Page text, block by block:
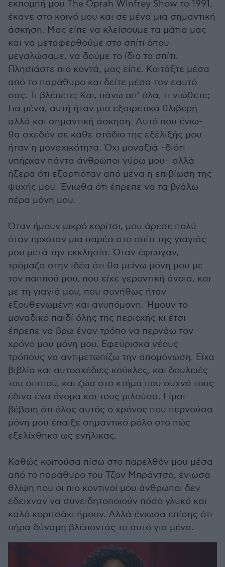
εκπομπή μου The Oprah Winfrey Show το 1991,
έκανε στο κοινό μου και σε μένα μια σημαντική
άσκηση. Μας είπε να κλείσουμε τα μάτια μας
και να μεταφερθούμε στο σπίτι όπου
μεγαλώσαμε, να δούμε το ίδιο το σπίτι.
Πλησιάστε πιο κοντά, μας είπε. Κοιτάξτε μέσα
από το παράθυρο και δείτε μέσα τον εαυτό
σας. Τι βλέπετε; Και, πάνω απ’ όλα, τι νιώθετε;
Για μένα, αυτή ήταν μια εξαιρετικά θλιβερή
αλλά και σημαντική άσκηση. Αυτό που ένιω-
θα σχεδόν σε κάθε στάδιο της εξέλιξής μου
ήταν η μοναχικότητα. Όχι μοναξιά –διότι
υπήρχαν πάντα άνθρωποι γύρω μου– αλλά
ήξερα ότι εξαρτιόταν από μένα η επιβίωση της
ψυχής μου. Ένιωθα ότι έπρεπε να τα βγάλω
πέρα μόνη μου.
Όταν ήμουν μικρό κορίτσι, μου άρεσε πολύ
όταν ερχόταν μια παρέα στο σπίτι της γιαγιάς
μου μετά την εκκλησία. Όταν έφευγαν,
τρόμαζα στην ιδέα ότι θα μείνω μόνη μου με
τον παππού μου, που είχε γεροντική άνοια, και
με τη γιαγιά μου, που συνήθως ήταν
εξουθενωμένη και ανυπόμονη. Ήμουν το
μοναδικό παιδί όλης της περιοχής κι έτσι
έπρεπε να βρω έναν τρόπο να περνάω τον
χρόνο μου μόνη μου. Εφεύρισκα νέους
τρόπους να αντιμετωπίζω την απομόνωση. Είχα
βιβλία και αυτοσχέδιες κούκλες, και δουλειές
του σπιτιού, και ζώα στο κτήμα που συχνά τους
έδινα ένα όνομα και τους μιλούσα. Είμαι
βέβαιη ότι όλος αυτός ο χρόνος που περνούσα
μόνη μου έπαιξε σημαντικό ρόλο στο πώς
εξελίχθηκα ως ενήλικας.
Καθώς κοιτούσα πίσω στο παρελθόν μου μέσα
από το παράθυρο του Τζον Μπράντσο, ένιωσα
θλίψη που οι πιο κοντινοί μου άνθρωποι δεν
έδειχναν να συνειδητοποιούν πόσο γλυκό και
καλό κοριτσάκι ήμουν. Αλλά ένιωσα επίσης ότι
πήρα δύναμη βλέποντάς το αυτό για μένα.